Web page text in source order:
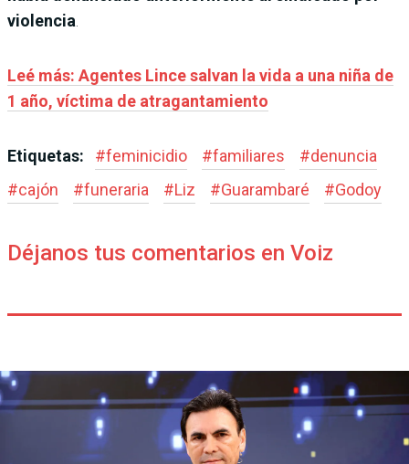
violencia
Leé más: Agentes Lince salvan la vida a una niña de
1 año, víctima de atragantamiento
Etiquetas: #feminicidio #familiares #denuncia
#cajón #funeraria #Liz #Guarambaré #Godoy
Déjanos tus comentarios en Voiz